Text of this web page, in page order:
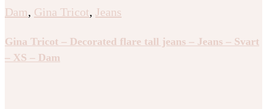
Dam, Gina Tricot, Jeans
Gina Tricot – Decorated flare tall jeans – Jeans – Svart
– XS – Dam